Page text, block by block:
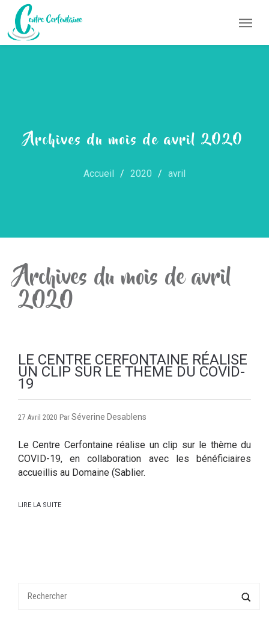
Archives du mois de avril 2020
Accueil 2020 avril
Archives du mois de avril
2020
LE CENTRE CERFONTAINE RÉALISE
UN CLIP SUR LE THÈME DU COVID-
19
27 Avril 2020 Par Séverine Desablens
Le Centre Cerfontaine réalise un clip sur le thème du
COVID-19, en collaboration avec les bénéficiaires
accueillis au Domaine (Sablier.
LIRE LA SUITE